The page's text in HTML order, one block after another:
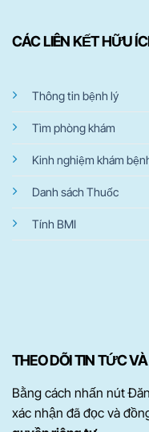
CÁC LIÊN KẾT HỮU
Thông tin bệnh lý
Tìm phòng khám
Kinh nghiệm khám
Danh sách Thuốc
Tính BMI
THEO DÕI TIN TỨC
Bằng cách nhấn nút
xác nhận đã đọc và